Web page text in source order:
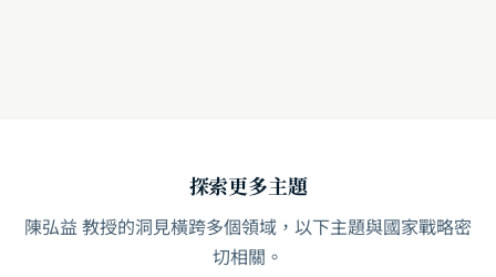
探索更多主題
陳弘益 教授的洞見橫跨多個領域，以下主題與國家戰略密
切相關。